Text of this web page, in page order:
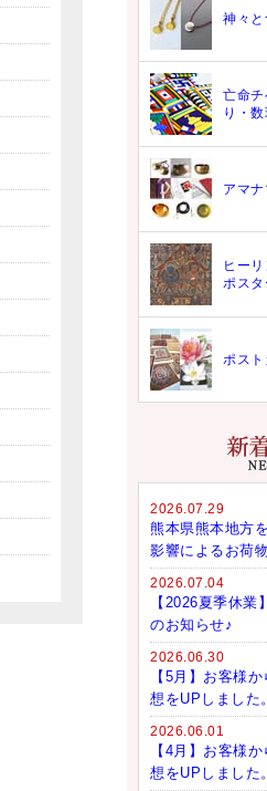
神々と
亡命
り・
アマナ
ヒー
ポスタ
ポス
2026.07.29
熊本県熊本地方
影響によるお荷
2026.07.04
【2026夏季休業
のお知らせ♪
2026.06.30
【5月】お客様
想をUPしました。
2026.06.01
【4月】お客様
想をUPしました。